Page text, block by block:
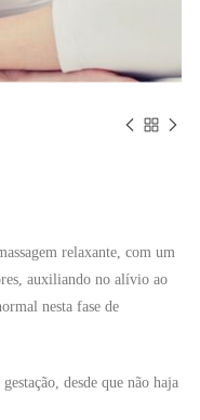
relaxante, com um
auxiliando no alívio ao
nesta fase de
desde que não haja